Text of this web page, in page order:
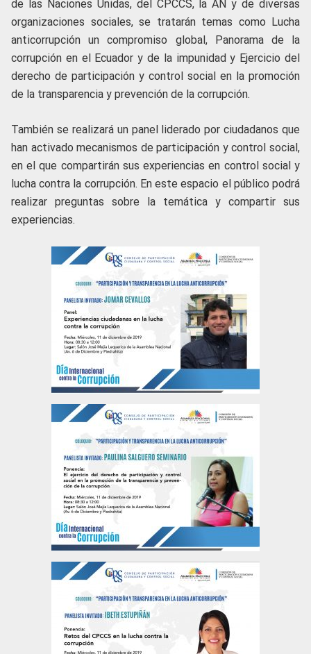
de las Naciones Unidas, del CPCCS, la AN y de diversas
organizaciones sociales, se tratarán temas como Lucha
anticorrupción un compromiso global, Panorama de la
corrupción en el Ecuador y de la impunidad y Ejercicio del
derecho de participación y control social en la promoción
de la transparencia y prevención de la corrupción.
También se realizará un panel liderado por ciudadanos que
han activado mecanismos de participación y control social,
en el que compartirán sus experiencias en control social y
lucha contra la corrupción. En este espacio el público podrá
realizar preguntas sobre la temática y compartir sus
experiencias.